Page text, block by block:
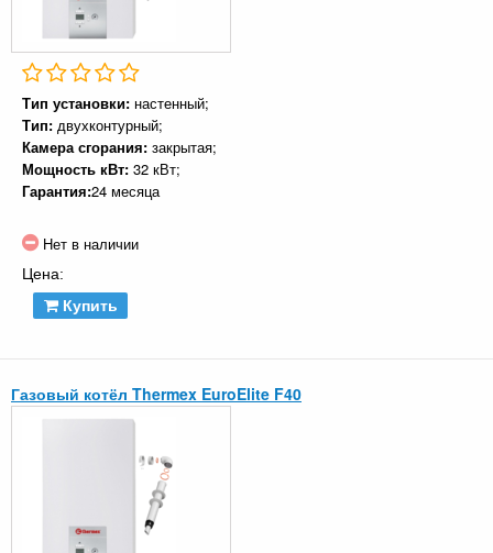
Тип установки: настенный;
Тип: двухконтурный;
Камера сгорания: закрытая;
Мощность кВт: 32 кВт;
Гарантия:24 месяца
Нет в наличии
Цена:
Купить
Газовый котёл Thermex EuroElite F40